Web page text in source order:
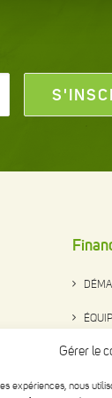
Gérer le
expériences, nous